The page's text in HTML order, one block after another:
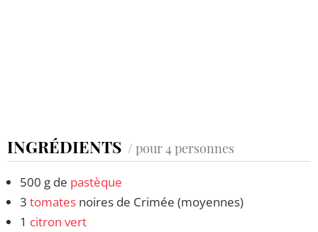
INGRÉDIENTS / pour 4 personnes
500 g de pastèque
3 tomates noires de Crimée (moyennes)
1 citron vert